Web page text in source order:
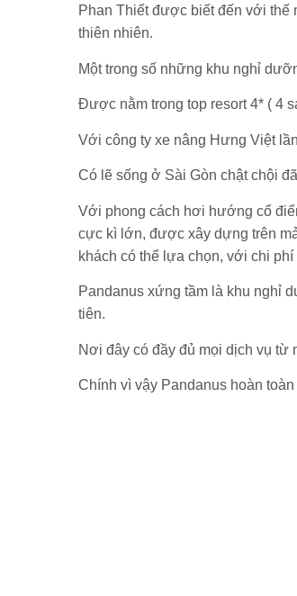
Phan Thiết được biết đến với thế
thiên nhiên.
Một trong số những khu nghỉ
Được nằm trong top resort 4* ( 4
Với công ty xe nâng Hưng Việt
Có lẽ sống ở Sài Gòn chật chội
Với phong cách hơi hướng cổ
cực kì lớn, được xây dựng trên
khách có thể lựa chọn, với chi
Pandanus xứng tầm là khu nghỉ
tiên.
Nơi đây có đầy đủ mọi dịch vụ từ
Chính vì vậy Pandanus hoàn